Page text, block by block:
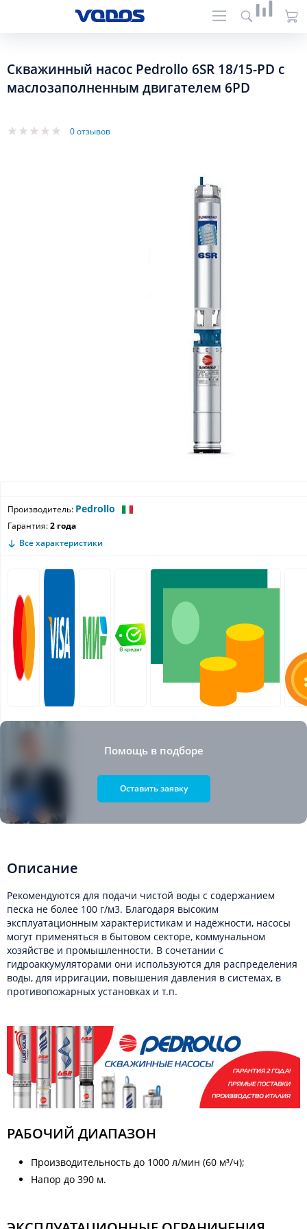
Скважинный насос Pedrollo 6SR 18/15-PD с
маслозаполненным двигателем 6PD
0 отзывов
Производитель: Pedrollo
Гарантия:2 года
Все характеристики
Помощь в подборе
Оставить заявку
Описание
Рекомендуются для подачи чистой воды с содержанием
песка не более 100 г/м3. Благодаря высоким
эксплуатационным характеристикам и надёжности, насосы
могут применяться в бытовом секторе, коммунальном
хозяйстве и промышленности. В сочетании с
гидроаккумуляторами они используются для распределения
воды, для ирригации, повышения давления в системах, в
противопожарных установках и т.п.
РАБОЧИЙ ДИАПАЗОН
Производительность до 1000 л/мин (60 м³/ч);
Напор до 390 м.